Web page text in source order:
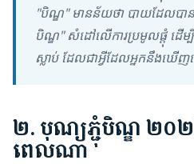
"បិណ្ឌ" មានន័យថា បាយដែលបានប
បិណ្ឌ" សំដៅលើការប្រមូលផ្តុំ ដើ
ស្លាប់ ដែលជាអ្វីដែលអ្នកនឹងឃើញ
២. បុណ្យភ្ជុំបិណ្ឌ ២០២
ពេលណា